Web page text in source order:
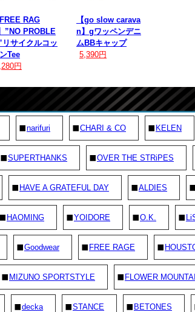
FREE RAG
”NO PROBLE
リサイクルコッ
Tee
円
【go slow carava
n】gワッペンデニ
ムBBキャップ
5,390円
narifuri CHARI & CO KELEN
SUPERTHANKS OVER THE STRiPES
HAVE A GRATEFUL DAY ALDIES
HAOMING YOIDORE O.K.
Goodwear FREE RAGE
MIZUNO SPORTSTYLE FLOWER
decka STANCE BETONES